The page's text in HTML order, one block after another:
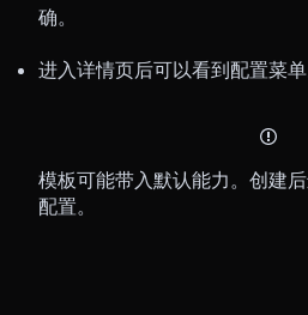
确。
进入详情页后可以看到配置菜单
模板可能带入默认能力。创建
配置。